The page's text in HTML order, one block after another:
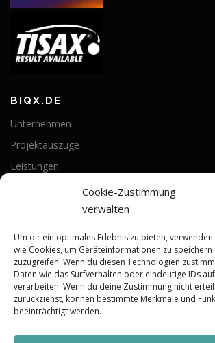
Cookie-Zustimmung
verwalten
Um dir ein optimales Erlebnis zu bieten,
wie Cookies, um Geräteinformationen zu
zuzugreifen. Wenn du diesen Technologien
Daten wie das Surfverhalten oder eindeutige IDs
verarbeiten. Wenn du deine Zustimmung nicht
zurückziehst, können bestimmte Merkmale und
beeinträchtigt werden.
BIQX.DE
Unternehmen
Projektauszüge
Leistungen
INFO
News
Impressum
Datenschutzerklärung
Cookie-Richtlinie (EU)